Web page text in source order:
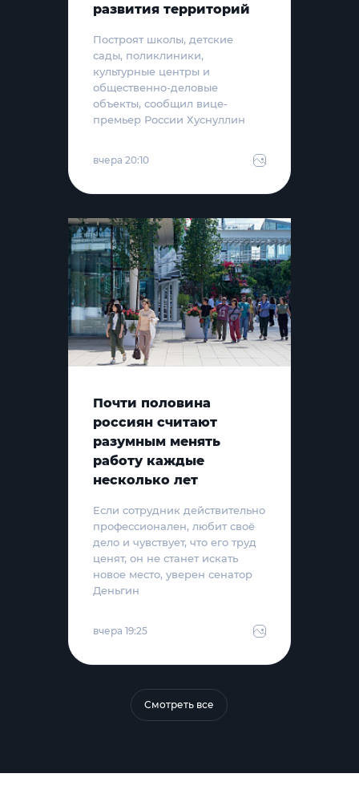
развития территорий
Построят школы, детские
сады, поликлиники,
культурные центры и
общественно-деловые
объекты, сообщил вице-
премьер России Хуснуллин
вчера 20:10
Почти половина
россиян считают
разумным менять
работу каждые
несколько лет
Если сотрудник действительно
профессионален, любит своё
дело и чувствует, что его труд
ценят, он не станет искать
новое место, уверен сенатор
Деньгин
вчера 19:25
Смотреть все